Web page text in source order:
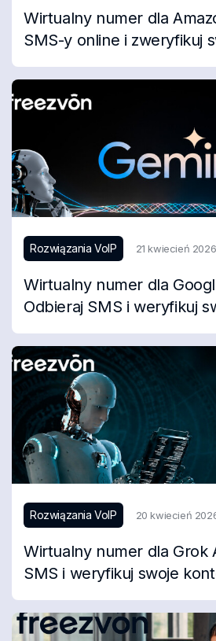
Wirtualny numer dla
SMS-y online i zweryfikuj
Rozwiązania VoIP 21 kwiecień 2026
Wirtualny numer dla
Odbieraj SMS i weryfikuj
Rozwiązania VoIP 20 kwiecień
Wirtualny numer dla Grok
SMS i weryfikuj swoje